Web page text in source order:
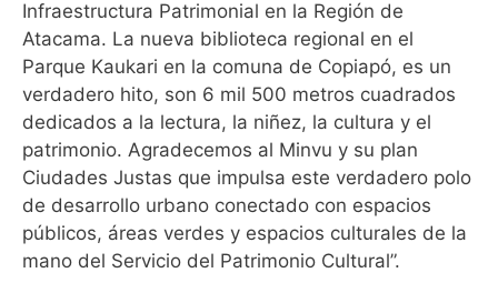
Infraestructura Patrimonial en la Región de
Atacama. La nueva biblioteca regional en el
Parque Kaukari en la comuna de Copiapó, es un
verdadero hito, son 6 mil 500 metros cuadrados
dedicados a la lectura, la niñez, la cultura y el
patrimonio. Agradecemos al Minvu y su plan
Ciudades Justas que impulsa este verdadero polo
de desarrollo urbano conectado con espacios
públicos, áreas verdes y espacios culturales de la
mano del Servicio del Patrimonio Cultural”.